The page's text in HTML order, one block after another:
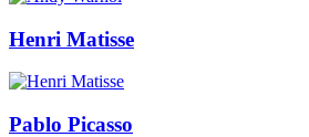
Henri Matisse
Pablo Picasso